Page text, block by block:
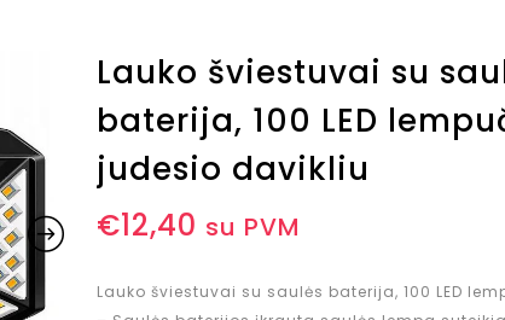
Lauko šviestuvai su
baterija, 100 LED
judesio davikliu
€12,40 su PVM
Lauko šviestuvai su saulės baterija, 100 LED